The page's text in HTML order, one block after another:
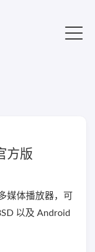
方版
媒体播放器，可
以及 Android